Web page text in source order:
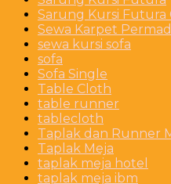
Sarung Kursi Futura
Sewa Karpet
sewa kursi sofa
sofa
Sofa Single
Table Cloth
table runner
tablecloth
Taplak dan Runner
Taplak Meja
taplak meja hotel
taplak meja ibm